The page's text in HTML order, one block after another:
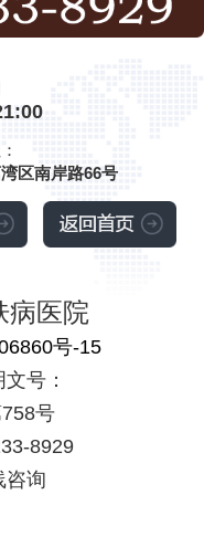
区南岸路66号
病医院
号-15
号：
号
8929
咨询